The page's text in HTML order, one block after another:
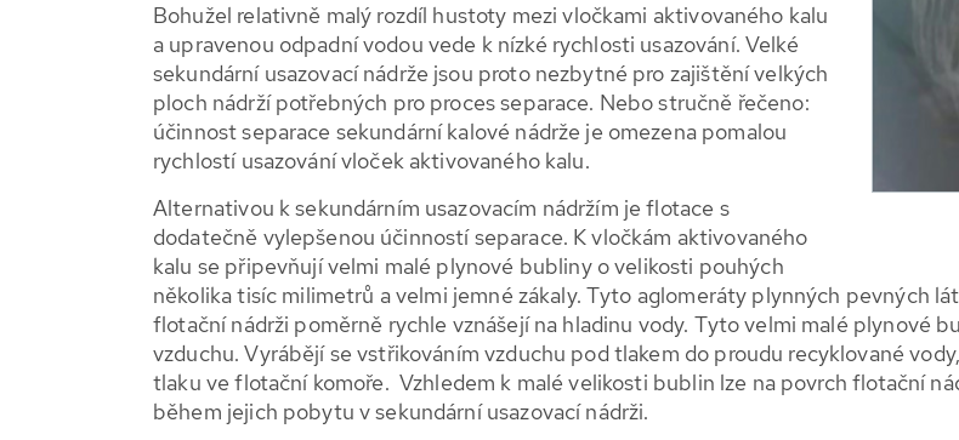
Bohužel relativně malý rozdíl hustoty mezi vločkami aktivovaného kalu
a upravenou odpadní vodou vede k nízké rychlosti usazování. Velké
sekundární usazovací nádrže jsou proto nezbytné pro zajištění velkých
ploch nádrží potřebných pro proces separace. Nebo stručně řečeno:
účinnost separace sekundární kalové nádrže je omezena pomalou
rychlostí usazování vloček aktivovaného kalu.
Alternativou k sekundárním usazovacím nádržím je flotace s
dodatečně vylepšenou účinností separace. K vločkám aktivovaného
kalu se připevňují velmi malé plynové bubliny o velikosti pouhých
několika tisíc milimetrů a velmi jemné zákaly. Tyto aglomeráty plynných pevných
flotační nádrži poměrně rychle vznášejí na hladinu vody. Tyto velmi malé plynové
vzduchu. Vyrábějí se vstřikováním vzduchu pod tlakem do proudu recyklované
tlaku ve flotační komoře. Vzhledem k malé velikosti bublin lze na povrch flotační
během jejich pobytu v sekundární usazovací nádrži.